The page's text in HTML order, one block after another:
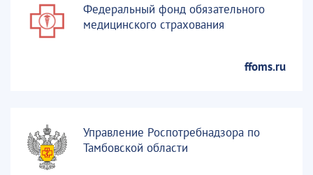
Федеральный фонд обязательного
медицинского страхования
ffoms.ru
Управление Роспотребнадзора по
Тамбовской области